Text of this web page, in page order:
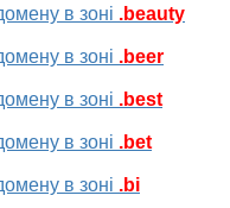
в зоні .beauty
в зоні .beer
в зоні .best
в зоні .bet
в зоні .bi